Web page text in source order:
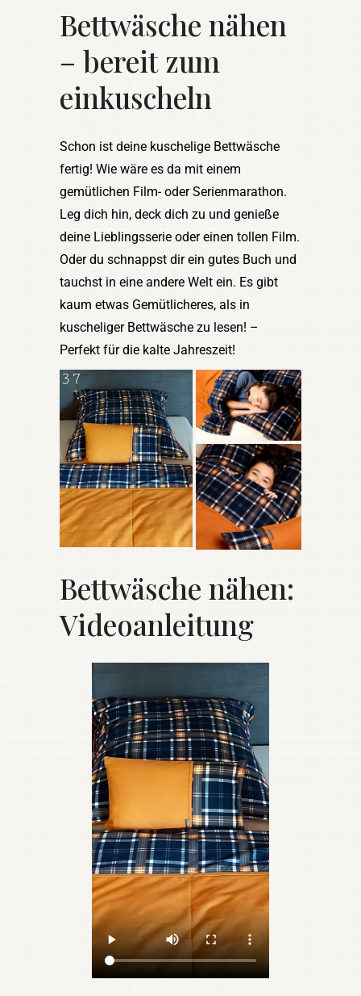
Bettwäsche nähen
– bereit zum
einkuscheln
Schon ist deine kuschelige Bettwäsche
fertig! Wie wäre es da mit einem
gemütlichen Film- oder Serienmarathon.
Leg dich hin, deck dich zu und genieße
deine Lieblingsserie oder einen tollen Film.
Oder du schnappst dir ein gutes Buch und
tauchst in eine andere Welt ein. Es gibt
kaum etwas Gemütlicheres, als in
kuscheliger Bettwäsche zu lesen! –
Perfekt für die kalte Jahreszeit!
Bettwäsche nähen:
Videoanleitung